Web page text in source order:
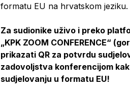
formatu EU na hrvatskom jeziku.
Za sudionike uživo i preko
„KPK ZOOM CONFERENCE“
prikazati QR za potvrdu
zadovoljstva konferencijom
sudjelovanju u formatu EU!